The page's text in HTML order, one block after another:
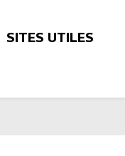
SITES UTILES